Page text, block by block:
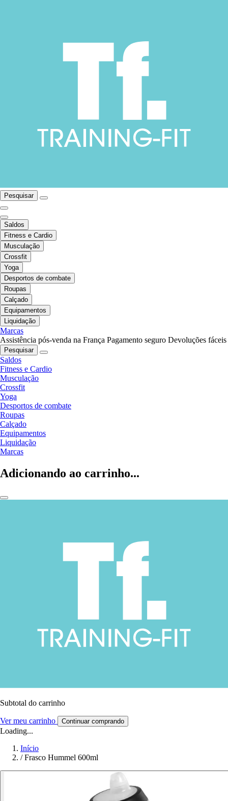
Pesquisar
Saldos
Fitness e Cardio
Musculação
Crossfit
Yoga
Desportos de combate
Roupas
Calçado
Equipamentos
Liquidação
Marcas
Assistência pós-venda na França Pagamento seguro Devoluções fáceis
Pesquisar
Saldos
Fitness e Cardio
Musculação
Crossfit
Yoga
Desportos de combate
Roupas
Calçado
Equipamentos
Liquidação
Marcas
Adicionando ao carrinho...
Subtotal do carrinho
Ver meu carrinho Continuar comprando
Loading...
Início
/ Frasco Hummel 600ml